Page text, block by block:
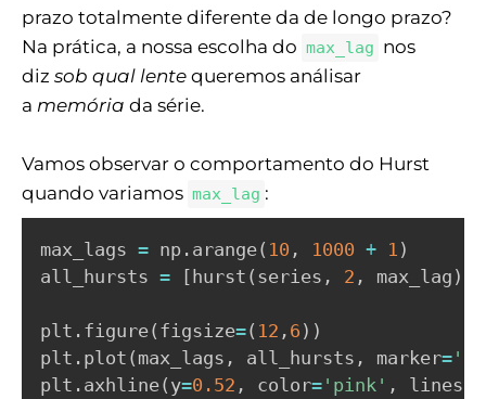
prazo totalmente diferente da de longo prazo?
Na prática, a nossa escolha do max_lag nos
diz sob qual lente queremos análisar
a memória da série.
Vamos observar o comportamento do Hurst
quando variamos max_lag :
max_lags = np . arange( 10 , 1000 + 1 )
all_hursts = [hurst ( series , 2 , max_lag )
plt . figure( figsize=( 12 , 6 ) )
plt . plot ( max_lags , all_hursts , marker= 'o'
plt . axhline( y=0.52 , color= 'pink' ,